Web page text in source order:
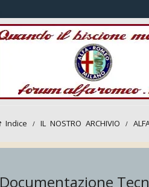
Indice IL NOSTRO ARCHIVIO
Documentazione